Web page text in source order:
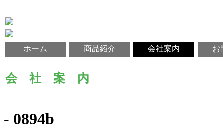
ホーム 商品紹介 会社案内 お
会 社 案 内
- 0894b